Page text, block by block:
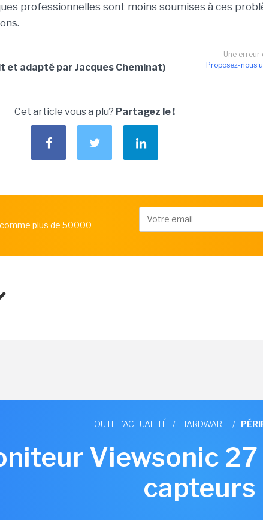
professionnelles sont moins soumises à ces
Une erreur
Proposez-nous
et adapté par Jacques Cheminat)
Cet article vous a plu? Partagez le !
plus de 50000
TOUTE L'ACTUALITÉ / HARDWARE /
Viewsonic
capteurs